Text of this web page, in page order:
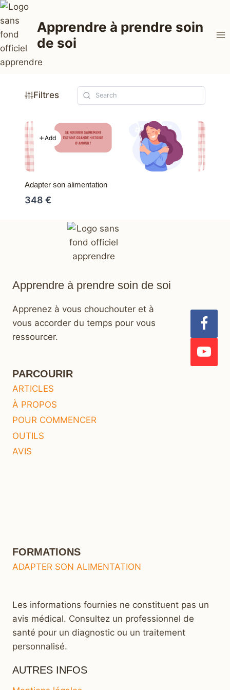
Aller
au
contenu
Apprendre à prendre soin
de soi
Filtres
Add
Adapter son alimentation
348 €
Apprendre à prendre soin de soi
Apprenez à vous chouchouter et à
vous accorder du temps pour vous
ressourcer.
PARCOURIR
ARTICLES
À PROPOS
POUR COMMENCER
OUTILS
AVIS
FORMATIONS
ADAPTER SON ALIMENTATION
Les informations fournies ne constituent pas un
avis médical. Consultez un professionnel de
santé pour un diagnostic ou un traitement
personnalisé.
AUTRES INFOS